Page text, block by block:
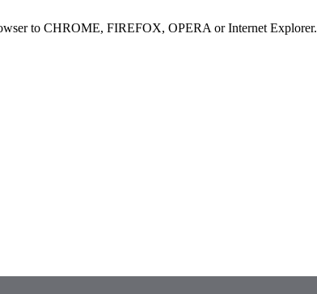
to CHROME, FIREFOX, OPERA or Internet Explorer.